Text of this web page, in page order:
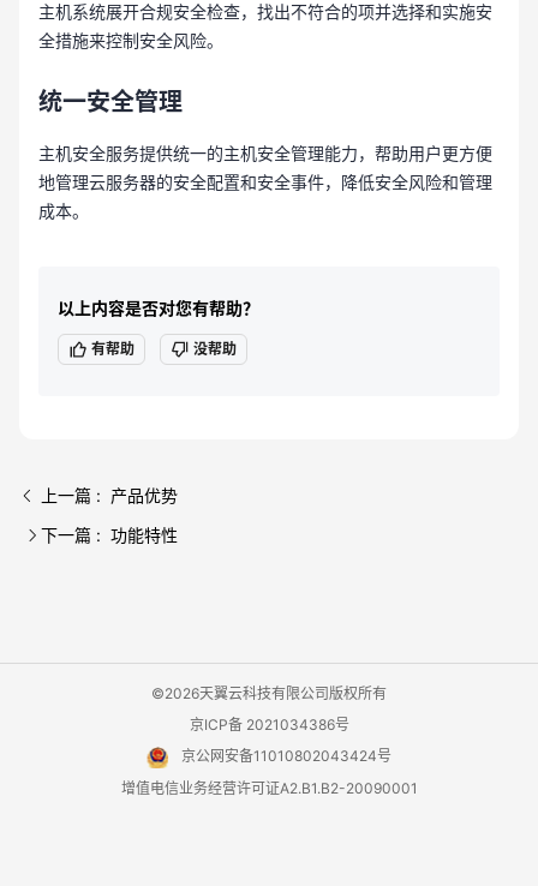
主机系统展开合规安全检查，找出不符合的项并选择和实施安
全措施来控制安全风险。
统一安全管理
主机安全服务提供统一的主机安全管理能力，帮助用户更方便
地管理云服务器的安全配置和安全事件，降低安全风险和管理
成本。
以上内容是否对您有帮助？
有帮助 没帮助
上一篇 : 产品优势
下一篇 : 功能特性
©2026天翼云科技有限公司版权所有
京ICP备 2021034386号
京公网安备11010802043424号
增值电信业务经营许可证A2.B1.B2-20090001